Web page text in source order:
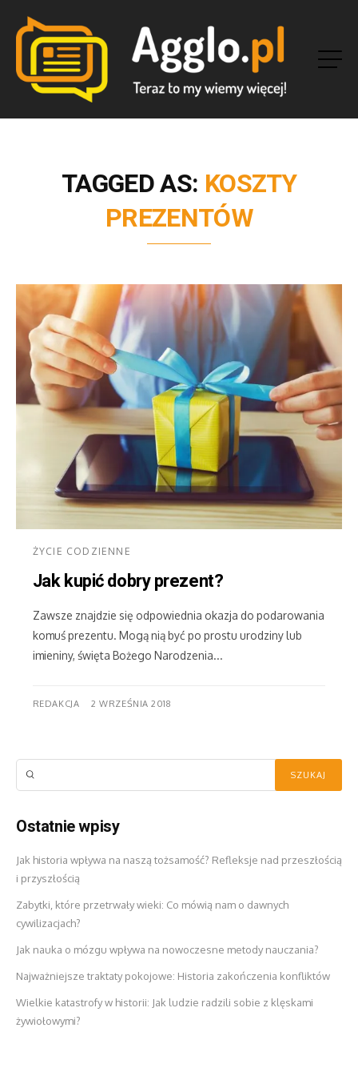
TAGGED AS: KOSZTY
PREZENTÓW
ŻYCIE CODZIENNE
Jak kupić dobry prezent?
Zawsze znajdzie się odpowiednia okazja do podarowania
komuś prezentu. Mogą nią być po prostu urodziny lub
imieniny, święta Bożego Narodzenia...
REDAKCJA 2 WRZEŚNIA 2018
Ostatnie wpisy
Jak historia wpływa na naszą tożsamość? Refleksje nad przeszłością
i przyszłością
Zabytki, które przetrwały wieki: Co mówią nam o dawnych
cywilizacjach?
Jak nauka o mózgu wpływa na nowoczesne metody nauczania?
Najważniejsze traktaty pokojowe: Historia zakończenia konfliktów
Wielkie katastrofy w historii: Jak ludzie radzili sobie z klęskami
żywiołowymi?